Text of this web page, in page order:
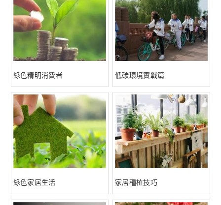
綠色精明消費者 低碳環境實戰篇
綠色家居生活 家居種植技巧